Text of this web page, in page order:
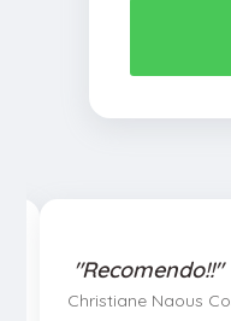
"Recomendo!!"
Christiane Naous